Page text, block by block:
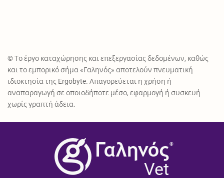
© Το έργο καταχώρησης και επεξεργασίας δεδομένων, καθώς
και το εμπορικό σήμα «Γαληνός» αποτελούν πνευματική
ιδιοκτησία της Ergobyte. Απαγορεύεται η χρήση ή
αναπαραγωγή σε οποιοδήποτε μέσο, εφαρμογή ή συσκευή
χωρίς γραπτή άδεια.
®
Vet